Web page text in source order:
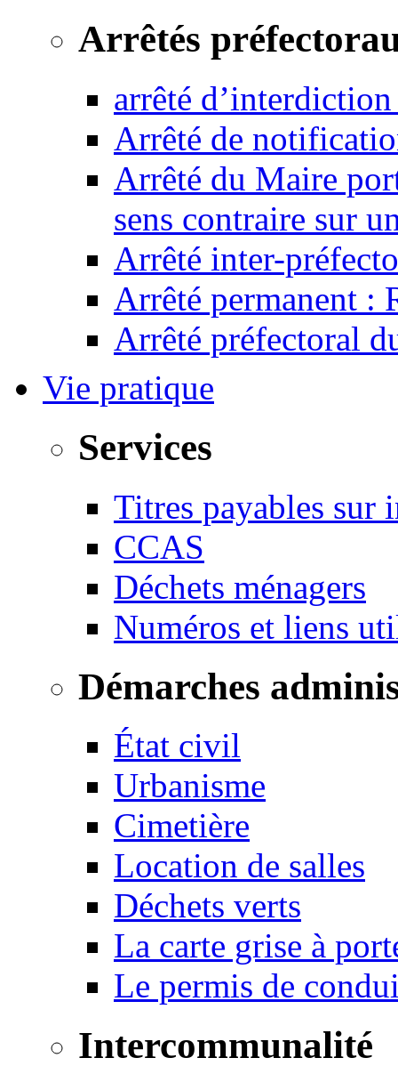
Arrêtés
arrêté
Arrêté de
Arrêté du Maire
sens contraire sur
Arrêté inter-
Arrêté permanent :
Arrêté préfectoral
Vie pratique
Services
Titres payables sur
CCAS
Déchets ménagers
Numéros et liens
Démarches
État civil
Urbanisme
Cimetière
Location de salles
Déchets verts
La carte grise à
Le permis de
Intercommunalité